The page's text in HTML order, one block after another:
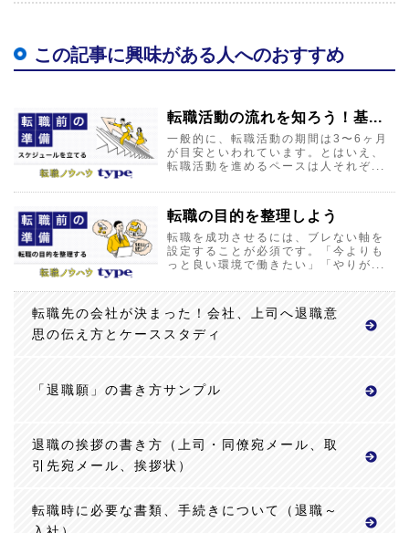
この記事に興味がある人へのおすすめ
転職活動の流れを知ろう！基...
一般的に、転職活動の期間は3〜6ヶ月
が目安といわれています。とはいえ、
転職活動を進めるペースは人それぞ...
転職の目的を整理しよう
転職を成功させるには、ブレない軸を
設定することが必須です。「今よりも
っと良い環境で働きたい」「やりが...
転職先の会社が決まった！会社、上司へ退職意
思の伝え方とケーススタディ
「退職願」の書き方サンプル
退職の挨拶の書き方（上司・同僚宛メール、取
引先宛メール、挨拶状）
転職時に必要な書類、手続きについて（退職～